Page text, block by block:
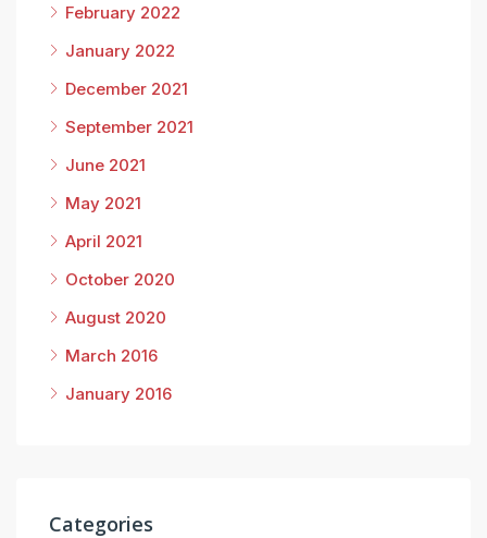
February 2022
January 2022
December 2021
September 2021
June 2021
May 2021
April 2021
October 2020
August 2020
March 2016
January 2016
Categories